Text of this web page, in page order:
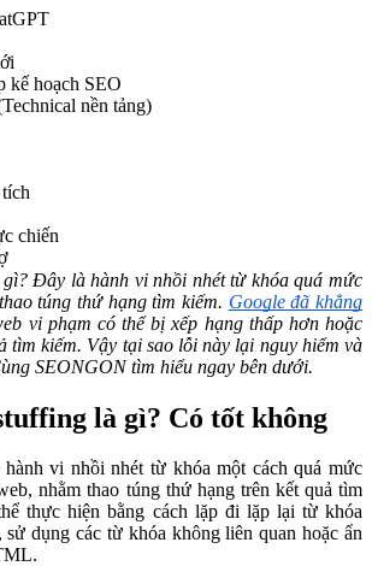
kế hoạch SEO
nền tảng)
chiến
Đây là hành vi nhồi nhét từ khóa quá mức
túng thứ hạng tìm kiếm. Google đã khẳng
vi phạm có thể bị xếp hạng thấp hơn hoặc
tìm kiếm. Vậy tại sao lỗi này lại nguy hiểm và
SEONGON tìm hiểu ngay bên dưới.
là gì? Có tốt không
vi nhồi nhét từ khóa một cách quá mức
nhằm thao túng thứ hạng trên kết quả tìm
thực hiện bằng cách lặp đi lặp lại từ khóa
dụng các từ khóa không liên quan hoặc ẩn